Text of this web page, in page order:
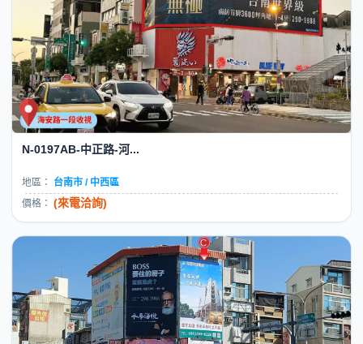
N-0197AB-中正路-河...
地區：
台南市 / 中西區
價格： (來電洽詢)